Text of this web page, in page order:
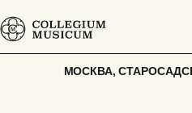
МОСКВА,
МИКОЛАЙ ИЗ